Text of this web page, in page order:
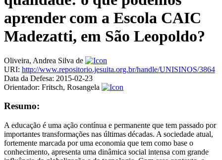
aprender com a Escola CAIC
Madezatti, em São Leopoldo?
Oliveira, Andrea Silva de
URI: http://www.repositorio.jesuita.org.br/handle/UNISINOS/3864
Data da Defesa: 2015-02-23
Orientador: Fritsch, Rosangela
Resumo:
A educação é uma ação contínua e permanente que tem passado por
importantes transformações nas últimas décadas. A sociedade atual,
fortemente marcada por uma economia que tem como base o
conhecimento, apresenta uma dinâmica social intensa com grande